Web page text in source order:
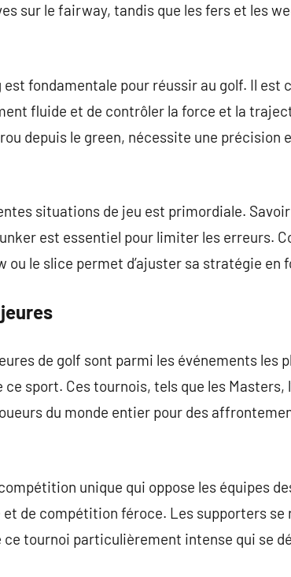
sur le fairway, tandis que les fers et les
fondamentale pour réussir au golf. Il est
fluide et de contrôler la force et la
depuis le green, nécessite une précision
situations de jeu est primordiale.
est essentiel pour limiter les erreurs.
ou le slice permet d’ajuster sa stratégie
de golf sont parmi les événements les
ce sport. Ces tournois, tels que les Masters,
du monde entier pour des
unique qui oppose les équipes
de compétition féroce. Les supporters
tournoi particulièrement intense qui se